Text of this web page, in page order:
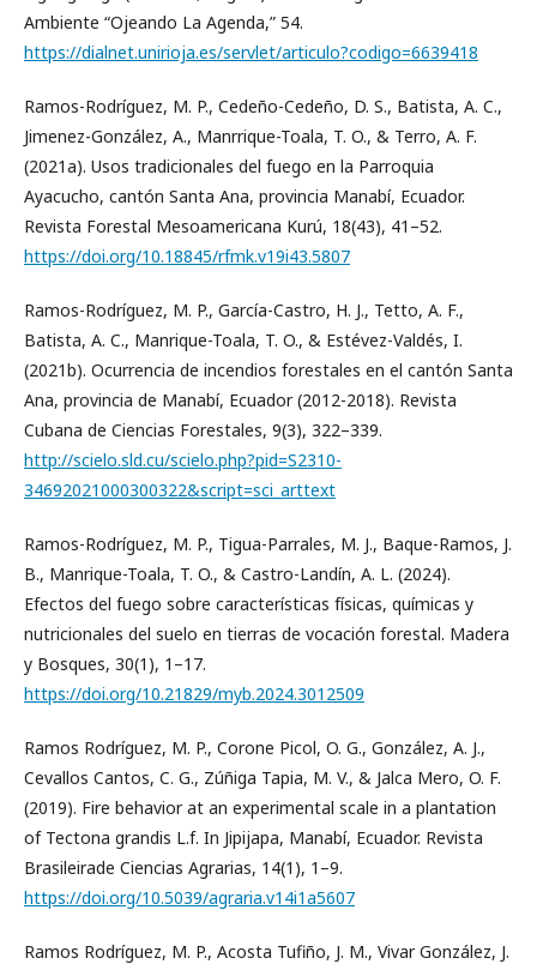
Ambiente “Ojeando La Agenda,” 54.
https://dialnet.unirioja.es/servlet/articulo?codigo=6639418
Ramos-Rodríguez, M. P., Cedeño-Cedeño, D. S., Batista, A. C.,
Jimenez-González, A., Manrrique-Toala, T. O., & Terro, A. F.
(2021a). Usos tradicionales del fuego en la Parroquia
Ayacucho, cantón Santa Ana, provincia Manabí, Ecuador.
Revista Forestal Mesoamericana Kurú, 18(43), 41–52.
https://doi.org/10.18845/rfmk.v19i43.5807
Ramos-Rodríguez, M. P., García-Castro, H. J., Tetto, A. F.,
Batista, A. C., Manrique-Toala, T. O., & Estévez-Valdés, I.
(2021b). Ocurrencia de incendios forestales en el cantón Santa
Ana, provincia de Manabí, Ecuador (2012-2018). Revista
Cubana de Ciencias Forestales, 9(3), 322–339.
http://scielo.sld.cu/scielo.php?pid=S2310-
34692021000300322&script=sci_arttext
Ramos-Rodríguez, M. P., Tigua-Parrales, M. J., Baque-Ramos, J.
B., Manrique-Toala, T. O., & Castro-Landín, A. L. (2024).
Efectos del fuego sobre características físicas, químicas y
nutricionales del suelo en tierras de vocación forestal. Madera
y Bosques, 30(1), 1–17.
https://doi.org/10.21829/myb.2024.3012509
Ramos Rodríguez, M. P., Corone Picol, O. G., González, A. J.,
Cevallos Cantos, C. G., Zúñiga Tapia, M. V., & Jalca Mero, O. F.
(2019). Fire behavior at an experimental scale in a plantation
of Tectona grandis L.f. In Jipijapa, Manabí, Ecuador. Revista
Brasileirade Ciencias Agrarias, 14(1), 1–9.
https://doi.org/10.5039/agraria.v14i1a5607
Ramos Rodríguez, M. P., Acosta Tufiño, J. M., Vivar González, J.